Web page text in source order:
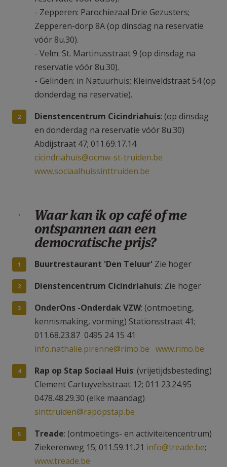
- Zepperen: Parochiezaal Drie Gezusters;
Zepperen-dorp 8A (op dinsdag na reservatie
vóór 8u.30).
- Velm: St. Martinusstraat 9 (op dinsdag na
reservatie vóór 8u.30).
- Gelinden: in Natuurhuis; Kleinveldstraat 54 (op
donderdag na reservatie).
Dienstencentrum Cicindriahuis: (op dinsdag
en donderdag na reservatie vóór 8u.30)
Abdijstraat 47; 011.69.17.14
cicindriahuis@ocmw-st-truiden.be
www.sociaalhuissinttruiden.be
Waar kan ik op café of me
ontspannen aan een
democratische prijs?
Buurtrestaurant 'Den Teluur' Zie hoger
Dienstencentrum Cicindriahuis: Zie hoger
OnderOns -Onderdak VZW: (ontmoeting,
kennismaking, vorming) Stationsstraat 41;
011.68.23.87 0495 24 15 41
info.nathalie.pirenne@rimo.be www.rimo.be
Rap op Stap Sociaal Huis: (vrijetijdsbesteding)
Clement Cartuyvelsstraat 12; 011 23.24.95
0478.48.29.30 (elke maandag)
sinttruiden@rapopstap.be
Treade: (ontmoetings- en activiteitencentrum)
Ziekerenweg 15; 011.59.11.21 info@treade.be;
www.treade.be